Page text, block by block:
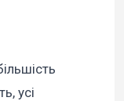
усі